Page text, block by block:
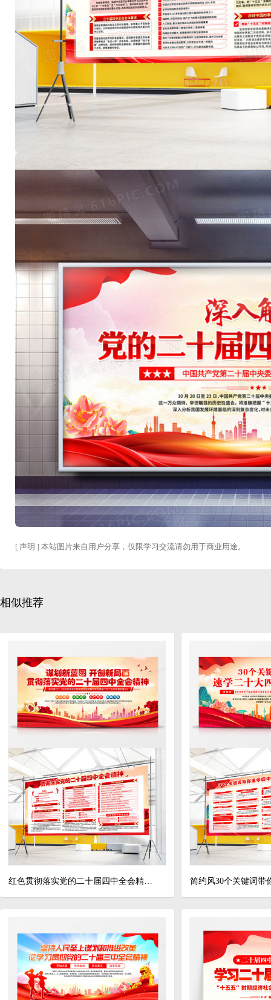
[ 声明 ] 本站图片来自用户分享，仅限学习交流请勿用于商业用途。
相似推荐
红色贯彻落实党的二十届四中全会精神十五五规划党建展板